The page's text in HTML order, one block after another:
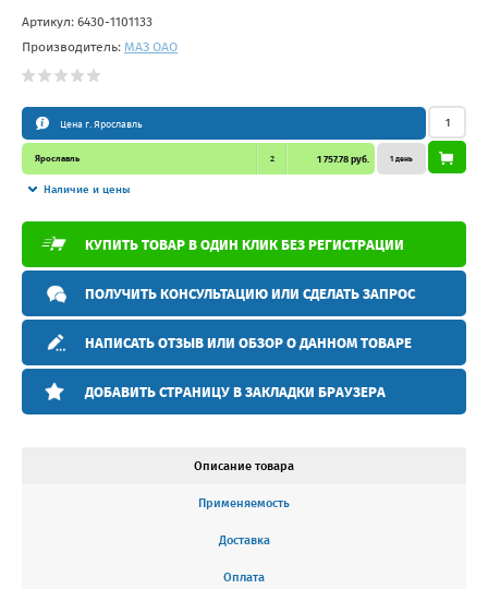
Артикул: 6430-1101133
Производитель: МАЗ ОАО
Цена г. Ярославль
Ярославль 2 1 757.78 руб.
Наличие и цены
1 день
КУПИТЬ ТОВАР В ОДИН КЛИК БЕЗ РЕГИСТРАЦИИ
ПОЛУЧИТЬ КОНСУЛЬТАЦИЮ ИЛИ СДЕЛАТЬ ЗАПРОС
НАПИСАТЬ ОТЗЫВ ИЛИ ОБЗОР О ДАННОМ ТОВАРЕ
ДОБАВИТЬ СТРАНИЦУ В ЗАКЛАДКИ БРАУЗЕРА
Описание товара
Применяемость
Доставка
Оплата